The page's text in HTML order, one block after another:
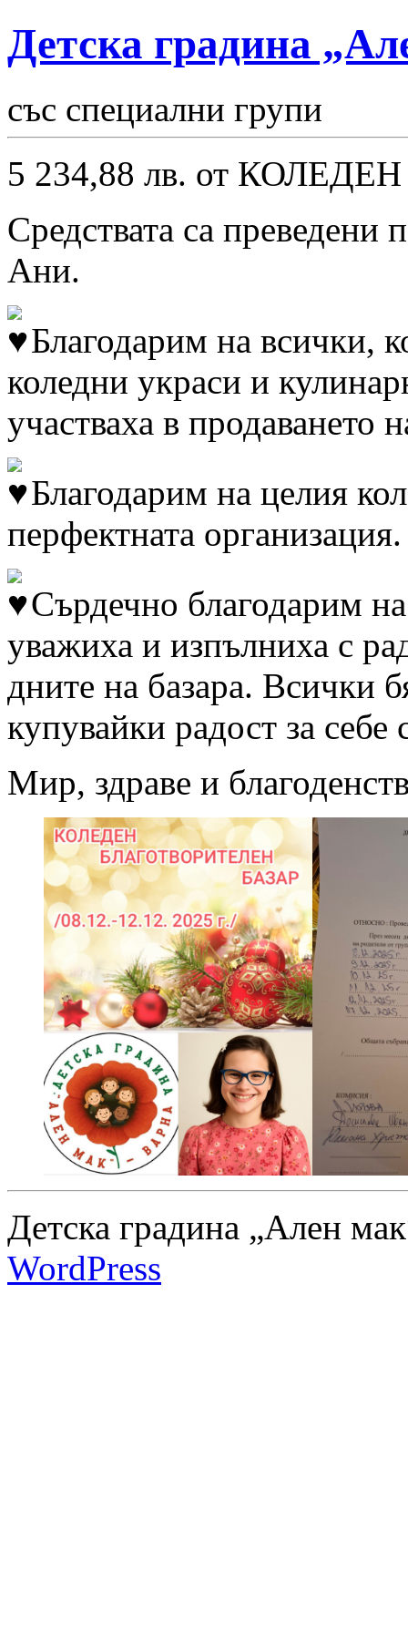
Детска градина
със специални групи
5 234,88 лв. от
Средствата са преведени
Ани.
Благодарим на всички,
коледни украси и
участваха в продаването
Благодарим на целия
перфектната организация.
Сърдечно благодарим
уважиха и изпълниха с
дните на базара. Всички
купувайки радост за
Мир, здраве и
Детска градина „Ален
WordPress